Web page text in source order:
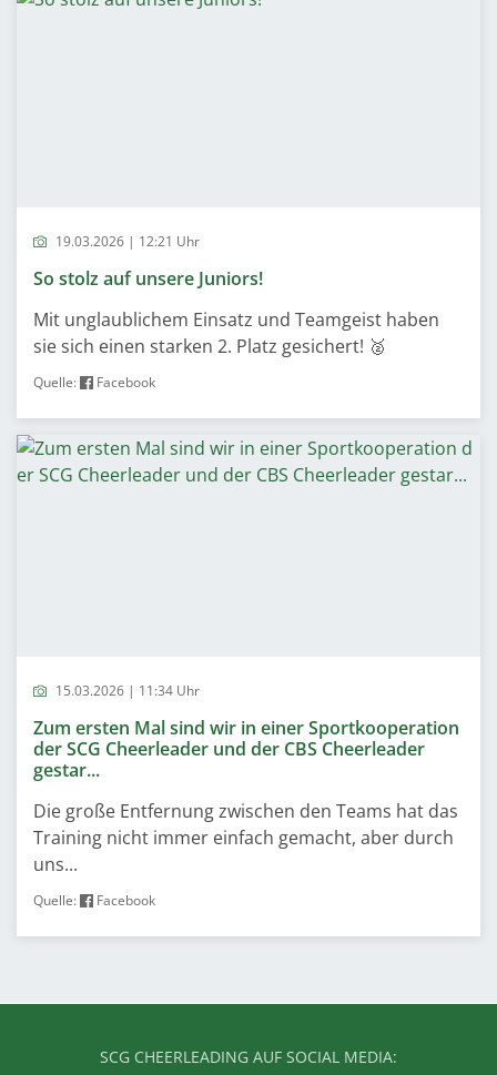
19.03.2026 | 12:21 Uhr
So stolz auf unsere Juniors!
Mit unglaublichem Einsatz und Teamgeist haben
sie sich einen starken 2. Platz gesichert! 🥈
Quelle: Facebook
15.03.2026 | 11:34 Uhr
Zum ersten Mal sind wir in einer Sportkooperation
der SCG Cheerleader und der CBS Cheerleader
gestar...
Die große Entfernung zwischen den Teams hat das
Training nicht immer einfach gemacht, aber durch
uns...
Quelle: Facebook
SCG CHEERLEADING AUF SOCIAL MEDIA: